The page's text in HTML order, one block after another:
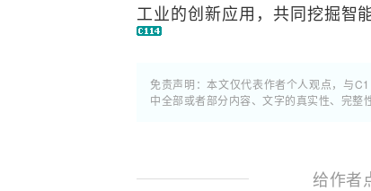
工业的创新应用，共同挖掘智
免责声明：本文仅代表作者个人观点，与
中全部或者部分内容、文字的真实性、完整
给作者